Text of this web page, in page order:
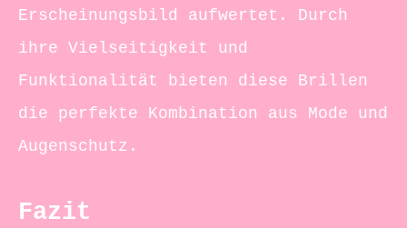
Erscheinungsbild aufwertet. Durch
ihre Vielseitigkeit und
Funktionalität bieten diese Brillen
die perfekte Kombination aus Mode und
Augenschutz.
Fazit